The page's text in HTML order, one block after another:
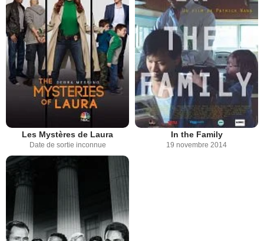
Les Mystères de Laura
Date de sortie inconnue
In the Family
19 novembre 2014